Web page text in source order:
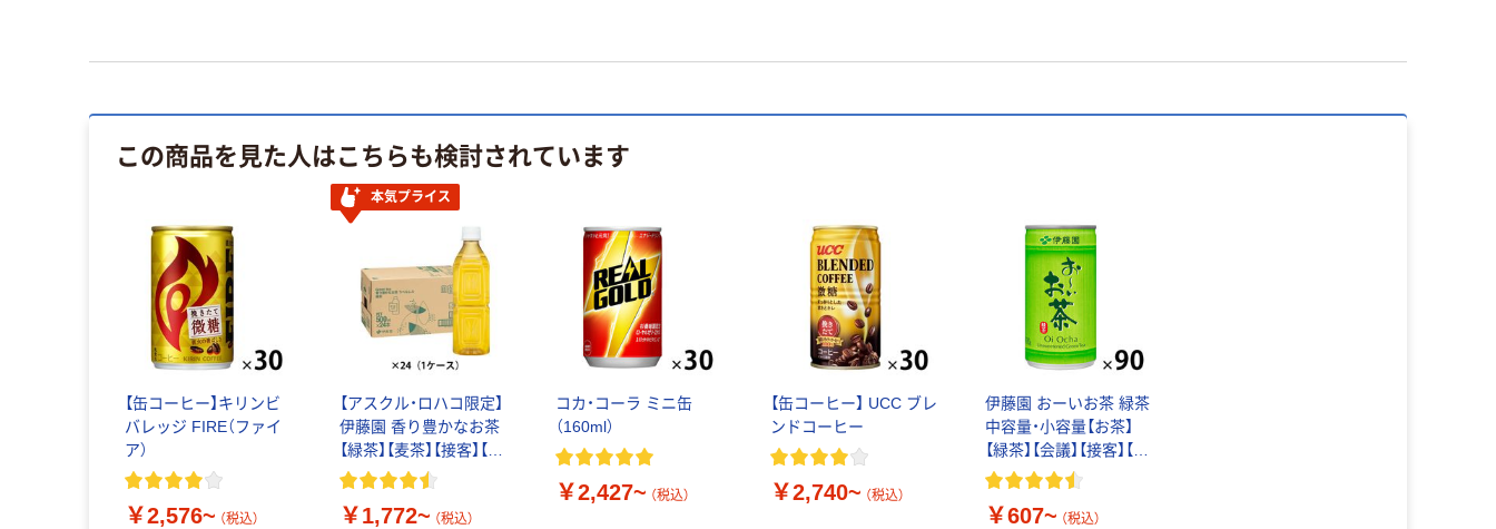
この商品を見た人はこちらも検討されています
【缶コーヒー】キリンビ
バレッジ FIRE（ファイ
ア）
￥2,576~ （税込）
本気プライス
【アスクル・ロハコ限定】
伊藤園 香り豊かなお茶
【緑茶】【麦茶】【接客】【ペ
ットボトル】【紙パック】
￥1,772~ （税込）
コカ・コーラ ミニ缶
（160ml）
￥2,427~ （税込）
【缶コーヒー】 UCC ブレ
ンドコーヒー
￥2,740~ （税込）
伊藤園 おーいお茶 緑茶
中容量・小容量【お茶】
【緑茶】【会議】【接客】【ペ
ットボトル】
￥607~ （税込）